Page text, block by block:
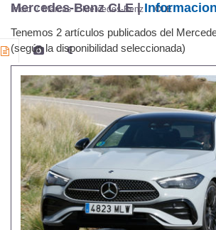
Inicio Marcas Mercedes-Benz CLE
Mercedes-Benz CLE |
Tenemos 2 artículos publicados del
(según la disponibilidad seleccionada)